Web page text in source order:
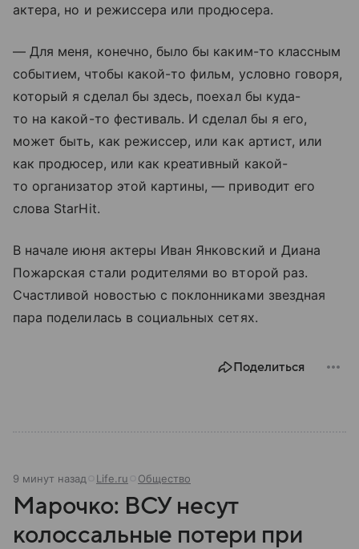
актера, но и режиссера или продюсера.
— Для меня, конечно, было бы каким-то классным
событием, чтобы какой-то фильм, условно говоря,
который я сделал бы здесь, поехал бы куда-
то на какой-то фестиваль. И сделал бы я его,
может быть, как режиссер, или как артист, или
как продюсер, или как креативный какой-
то организатор этой картины, — приводит его
слова StarHit.
В начале июня актеры Иван Янковский и Диана
Пожарская стали родителями во второй раз.
Счастливой новостью с поклонниками звездная
пара поделилась в социальных сетях.
Поделиться
9 минут назад Life.ru Общество
Марочко: ВСУ несут
колоссальные потери при